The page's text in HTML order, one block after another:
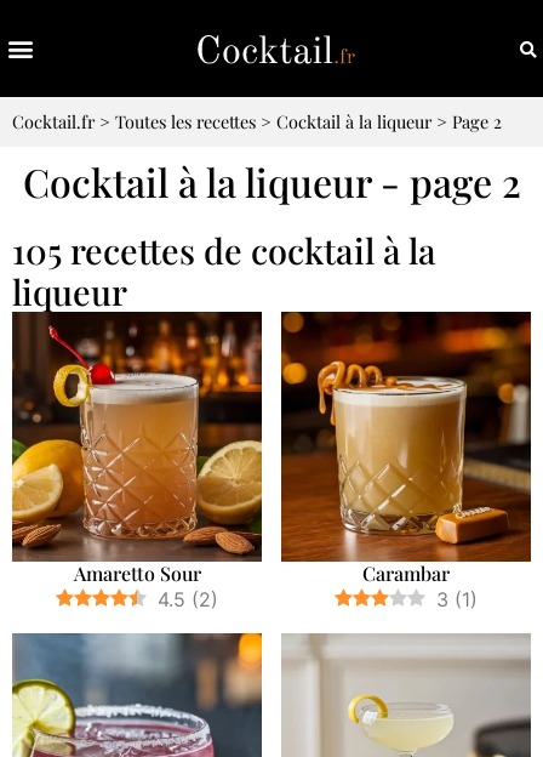
Cocktail.fr> Toutes les recettes > Cocktail à la liqueur> Page 2
Cocktail à la liqueur - page 2
105 recettes de cocktail à la
liqueur
Amaretto Sour
4.5 (2)
Carambar
3 (1)